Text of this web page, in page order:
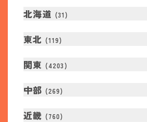
北海道 (31 )
東北 (119)
関東 (4203 )
中部 (269)
近畿 (760)